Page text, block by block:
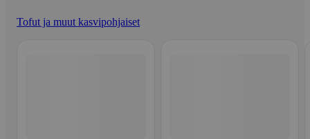
Tofut ja muut kasvipohjaiset